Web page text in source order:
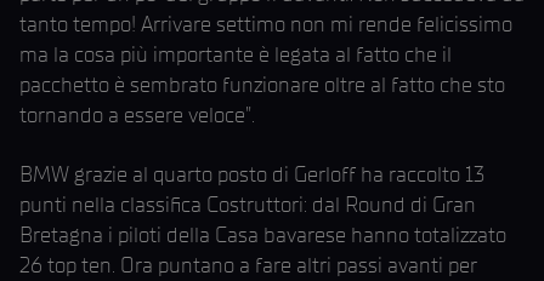
tanto tempo! Arrivare settimo non mi rende felicissimo
ma la cosa più importante è legata al fatto che il
pacchetto è sembrato funzionare oltre al fatto che sto
tornando a essere veloce”.
BMW grazie al quarto posto di Gerloff ha raccolto 13
punti nella classifica Costruttori: dal Round di Gran
Bretagna i piloti della Casa bavarese hanno totalizzato
26 top ten. Ora puntano a fare altri passi avanti per